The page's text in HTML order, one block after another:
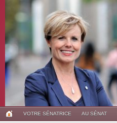
VOTRE SÉNATRICE AU SÉNAT